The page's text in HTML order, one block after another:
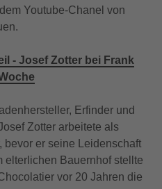
Youtube-Chanel von
- Josef Zotter bei Frank
Erfinder und
Zotter arbeitete als
bevor er seine Leidenschaft
elterlichen Bauernhof stellte
vor 20 Jahren die